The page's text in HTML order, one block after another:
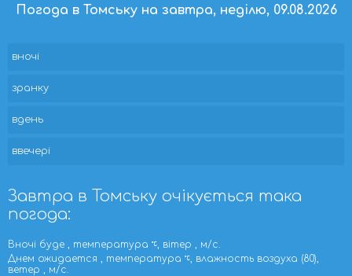
Погода в Томську на завтра, неділю, 09.08.2026
вночі
зранку
вдень
ввечері
Завтра в Томську очікується така
погода:
Вночі буде , температура
, вітер , м/с.
Днем ожидается , температура
, влажность воздуха (80),
ветер , м/с.